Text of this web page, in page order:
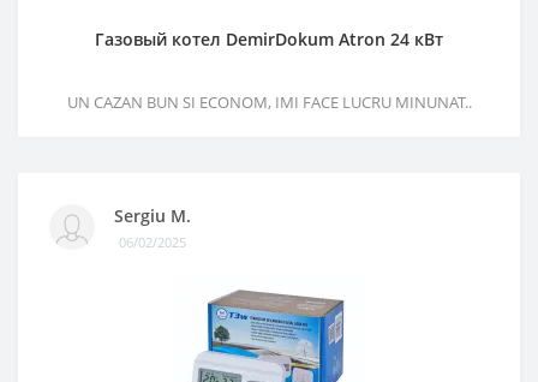
Газовый котел DemirDokum Atron 24 кВт
UN CAZAN BUN SI ECONOM, IMI FACE LUCRU MINUNAT..
Sergiu M.
06/02/2025